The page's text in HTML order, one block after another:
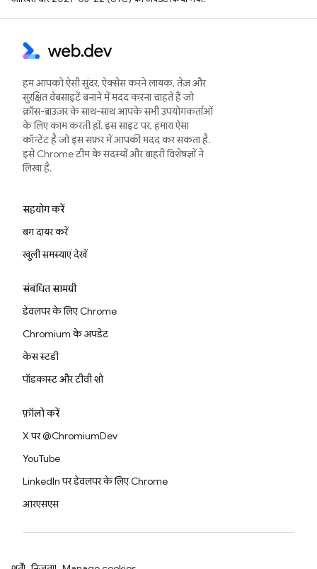
हम आपको ऐसी सुंदर, ऐक्सेस करने लायक, तेज़ और
सुरक्षित वेबसाइटें बनाने में मदद करना चाहते हैं जो
क्रॉस-ब्राउज़र के साथ-साथ आपके सभी उपयोगकर्ताओं
के लिए काम करती हों. इस साइट पर, हमारा ऐसा
कॉन्टेंट है जो इस सफ़र में आपकी मदद कर सकता है.
इसे Chrome टीम के सदस्यों और बाहरी विशेषज्ञों ने
लिखा है.
सहयोग करें
बग दायर करें
खुली समस्याएं देखें
संबंधित सामग्री
डेवलपर के लिए Chrome
Chromium के अपडेट
केस स्टडी
पॉडकास्ट और टीवी शो
फ़ॉलो करें
X पर @ChromiumDev
YouTube
LinkedIn पर डेवलपर के लिए Chrome
आरएसएस